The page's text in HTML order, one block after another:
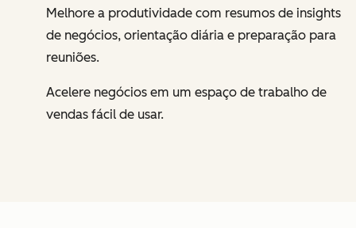
Melhore a produtividade com resumos de insights
de negócios, orientação diária e preparação para
reuniões.
Acelere negócios em um espaço de trabalho de
vendas fácil de usar.